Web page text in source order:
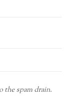
the spam drain.